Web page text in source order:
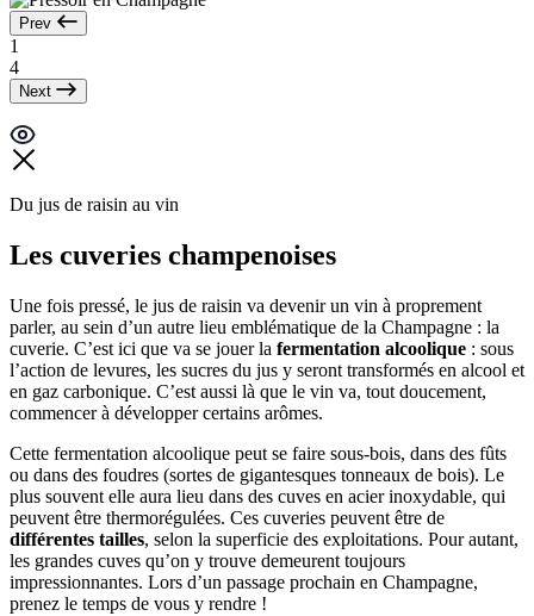
Prev
1
4
Next
Du jus de raisin au vin
Les cuveries champenoises
Une fois pressé, le jus de raisin va devenir un vin à proprement
parler, au sein d’un autre lieu emblématique de la Champagne : la
cuverie. C’est ici que va se jouer la fermentation alcoolique : sous
l’action de levures, les sucres du jus y seront transformés en alcool et
en gaz carbonique. C’est aussi là que le vin va, tout doucement,
commencer à développer certains arômes.
Cette fermentation alcoolique peut se faire sous-bois, dans des fûts
ou dans des foudres (sortes de gigantesques tonneaux de bois). Le
plus souvent elle aura lieu dans des cuves en acier inoxydable, qui
peuvent être thermorégulées. Ces cuveries peuvent être de
différentes tailles, selon la superficie des exploitations. Pour autant,
les grandes cuves qu’on y trouve demeurent toujours
impressionnantes. Lors d’un passage prochain en Champagne,
prenez le temps de vous y rendre !